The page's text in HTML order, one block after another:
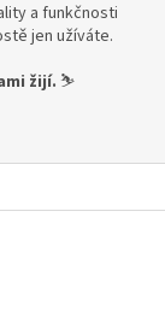
a funkčnosti
jen užíváte.
žijí. ⛷️